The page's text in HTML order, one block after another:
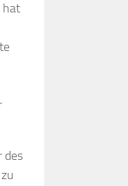
hat
des